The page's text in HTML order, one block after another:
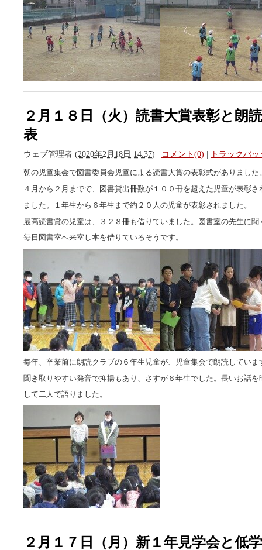
２月１８日（火）読書大賞表彰と朗
表
ウェブ管理者 (2020年2月18日 14:37) | コメント(0) | トラックバ
朝の児童集会で図書委員会児童による読書大賞の表彰式がありました
４月から２月までで、図書貸出冊数が１００冊を超えた児童が表彰さ
ました。１年生から６年生まで約２０人の児童が表彰されました。
最高読書賞の児童は、３２８冊も借りていました。図書室の先生に聞
毎日図書室へ来室し本を借りているそうです。
毎年、卒業前に朗読クラブの６年生児童が、児童集会で朗読していま
聞き取りやすい発音で抑揚もあり、さすが６年生でした。長いお話を
して二人で語りました。
２月１７日（月）新１年見学会と低